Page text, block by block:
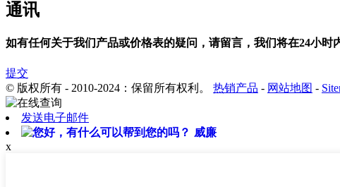
通讯
如有任何关于我们产品或价格表的疑问，请留言，我们将在24小时
提交
© 版权所有 - 2010-2024：保留所有权利。 热销产品 - 网站地图 -
发送电子邮件
威廉
x